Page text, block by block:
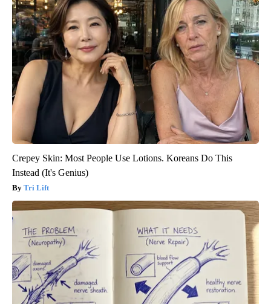
Crepey Skin: Most People Use Lotions. Koreans Do This
Instead (It's Genius)
Tri Lift